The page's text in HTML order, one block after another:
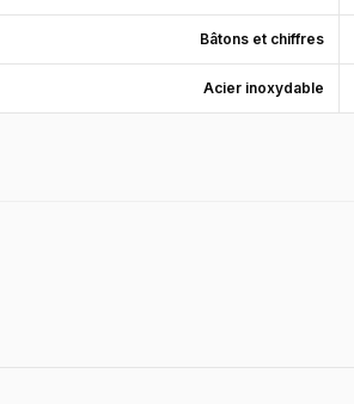
Bâtons et chiffres
Acier inoxydable